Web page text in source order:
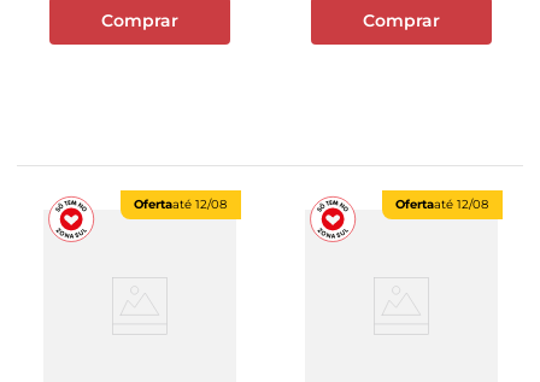
Comprar Comprar
Ofertaaté 12/08 Ofertaaté 12/08